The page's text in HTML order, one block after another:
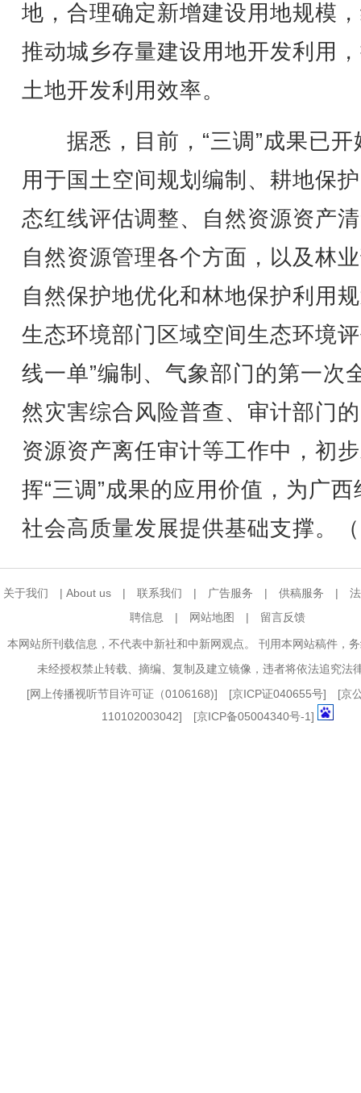
地，合理确定新增建设用地规模
推动城乡存量建设用地开发利用
土地开发利用效率。
据悉，目前，“三调”成果已开
用于国土空间规划编制、耕地保
态红线评估调整、自然资源资产
自然资源管理各个方面，以及林
自然保护地优化和林地保护利用
生态环境部门区域空间生态环境
线一单”编制、气象部门的第一次
然灾害综合风险普查、审计部门
资源资产离任审计等工作中，初
挥“三调”成果的应用价值，为广西
社会高质量发展提供基础支撑。
关于我们 | About us | 联系我们 | 广告服务 | 供稿服务 |
聘信息
| 网站地图 | 留言反馈
本网站所刊载信息，不代表中新社和中新网观点。 刊用本网站稿件，
未经授权禁止转载、摘编、复制及建立镜像，违者将依法追究法
[网上传播视听节目许可证（0106168)] [京ICP证040655号] [京
110102003042] [京ICP备05004340号-1]